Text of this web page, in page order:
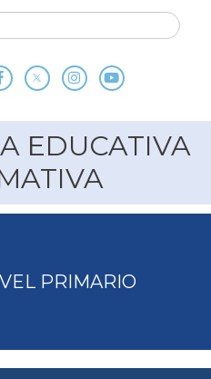
EDUCATIVA
PRIMARIO